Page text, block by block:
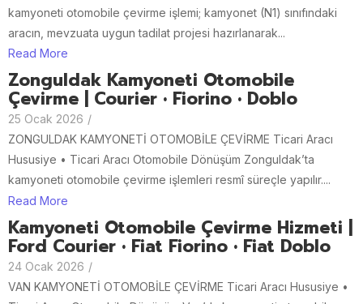
kamyoneti otomobile çevirme işlemi; kamyonet (N1) sınıfındaki
aracın, mevzuata uygun tadilat projesi hazırlanarak...
Read More
Zonguldak Kamyoneti Otomobile
Çevirme | Courier • Fiorino • Doblo
25 Ocak 2026 /
ZONGULDAK KAMYONETİ OTOMOBİLE ÇEVİRME Ticari Aracı
Hususiye • Ticari Aracı Otomobile Dönüşüm Zonguldak’ta
kamyoneti otomobile çevirme işlemleri resmî süreçle yapılır....
Read More
Kamyoneti Otomobile Çevirme Hizmeti |
Ford Courier • Fiat Fiorino • Fiat Doblo
24 Ocak 2026 /
VAN KAMYONETİ OTOMOBİLE ÇEVİRME Ticari Aracı Hususiye •